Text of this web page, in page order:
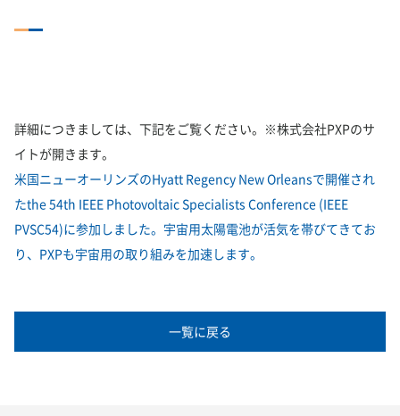
詳細につきましては、下記をご覧ください。※株式会社PXPのサ
イトが開きます。
米国ニューオーリンズのHyatt Regency New Orleansで開催され
たthe 54th IEEE Photovoltaic Specialists Conference (IEEE
PVSC54)に参加しました。宇宙用太陽電池が活気を帯びてきてお
り、PXPも宇宙用の取り組みを加速します。
一覧に戻る